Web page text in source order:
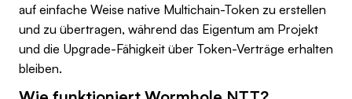
auf einfache Weise native Multichain-Token zu erstellen
und zu übertragen, während das Eigentum am Projekt
und die Upgrade-Fähigkeit über Token-Verträge erhalten
bleiben.